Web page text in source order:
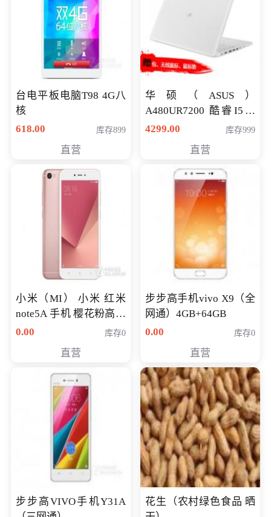
台电平板电脑T98 4G八
核
618.00
库存899
直营
华硕（ASUS）
A480UR7200 酷睿I5超
薄学生办公游戏独显笔
NV930-2G独
4299.00 库存999
直营
小米（MI） 小米 红米
note5A 手机 樱花粉高配
版 全网通(3G+32G)
0.00 库存0
直营
步步高手机vivo X9（全
网通）4GB+64GB
0.00
库存0
直营
步步高VIVO手机Y31A
花生（农村绿色食品 晒